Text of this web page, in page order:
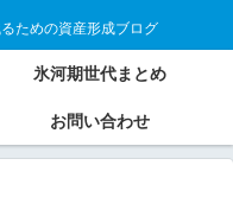
ための資産形成ブログ
氷河期世代まとめ
お問い合わせ